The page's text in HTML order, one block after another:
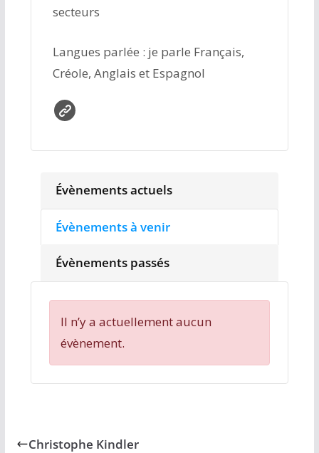
secteurs
Langues parlée : je parle Français,
Créole, Anglais et Espagnol
Évènements actuels
Évènements à venir
Évènements passés
Il n’y a actuellement aucun
évènement.
Christophe Kindler